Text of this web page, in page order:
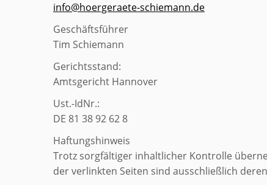
info@hoergeraete-schiemann.de
Geschäftsführer
Tim Schiemann
Gerichtsstand:
Amtsgericht Hannover
Ust.-IdNr.:
DE 81 38 92 62 8
Haftungshinweis
Trotz sorgfältiger inhaltlicher Kontrolle
der verlinkten Seiten sind ausschließlich